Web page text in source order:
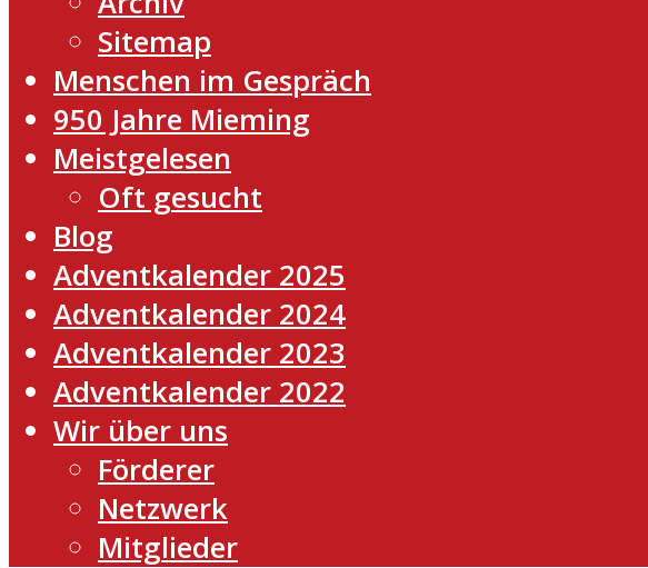
Sitemap
Menschen im Gespräch
950 Jahre Mieming
Meistgelesen
Oft gesucht
Blog
Adventkalender 2025
Adventkalender 2024
Adventkalender 2023
Adventkalender 2022
Wir über uns
Förderer
Netzwerk
Mitglieder